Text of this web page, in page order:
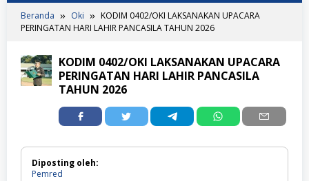
Beranda Oki
KODIM 0402/OKI LAKSANAKAN UPACARA
PERINGATAN HARI LAHIR PANCASILA TAHUN 2026
KODIM 0402/OKI LAKSANAKAN UPACARA
PERINGATAN HARI LAHIR PANCASILA
TAHUN 2026
Diposting oleh:
Pemred